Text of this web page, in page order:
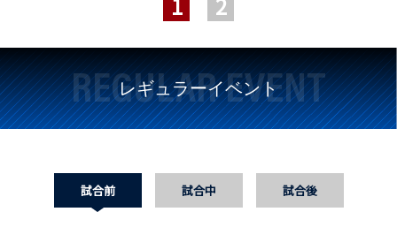
REGULAR EVENT
レギュラーイベント
試合前 試合中 試合後